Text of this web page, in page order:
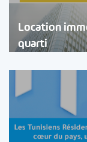
Location
quarti